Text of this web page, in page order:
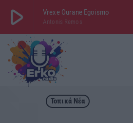
play_arrow Vrexe Ourane Egoismo
Antonis Remos
play_arrow ΕΡΚΟ
LIVE
Τοπικά Νέα